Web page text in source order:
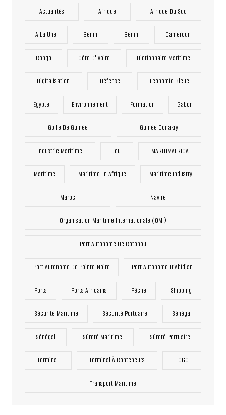
Actualités Afrique Afrique Du Sud
A La Une Bénin Bénin Cameroun
Congo Côte D'Ivoire Dictionnaire Maritime
Digitalisation Défense Economie Bleue
Egypte Environnement Formation Gabon
Golfe De Guinée Guinée Conakry
Industrie Maritime Jeu MARITIMAFRICA
Maritime Maritime En Afrique Maritime Industry
Maroc Navire
Organisation Maritime Internationale (OMI)
Port Autonome De Cotonou
Port Autonome De Pointe-Noire Port Autonome D’Abidjan
Ports Ports Africains Pêche Shipping
Sécurité Maritime Sécurité Portuaire Sénégal
Sénégal Sûreté Maritime Sûreté Portuaire
Terminal Terminal À Conteneurs TOGO
Transport Maritime